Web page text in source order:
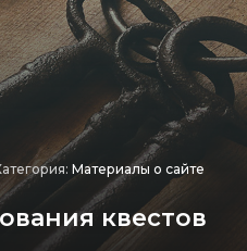
Материалы о сайте
квестов